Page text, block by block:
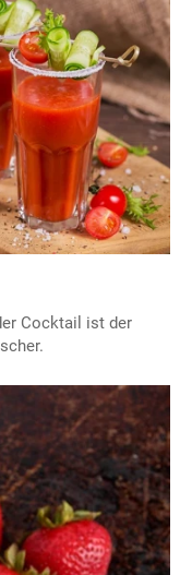
Cocktail ist der